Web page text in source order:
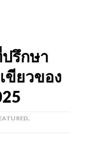
รึกษา
ขียวของ
,